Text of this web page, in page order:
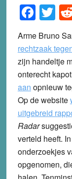
Arme Bruno
rechtzaak
zijn handeltje
onterecht
aan opnieuw
Op de website
uitgebreid
Radar
verteld heeft.
onderzoekjes
opgenomen,